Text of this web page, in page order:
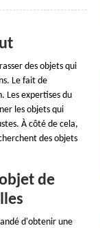
des objets qui
Le fait de
Les expertises du
les objets qui
À côté de cela,
des objets
de
d'obtenir une